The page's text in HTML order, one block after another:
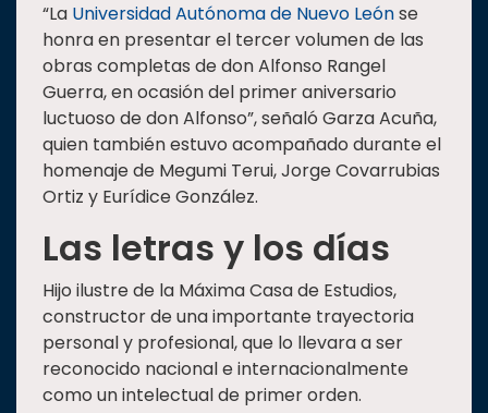
“La Universidad Autónoma de Nuevo Leónse
honra en presentar el tercer volumen de las
obras completas de don Alfonso Rangel
Guerra, en ocasión del primer aniversario
luctuoso de don Alfonso”, señaló Garza Acuña,
quien también estuvo acompañado durante el
homenaje de Megumi Terui, Jorge Covarrubias
Ortiz y Eurídice González.
Las letras y los días
Hijo ilustre de la Máxima Casa de Estudios,
constructor de una importante trayectoria
personal y profesional, que lo llevara a ser
reconocido nacional e internacionalmente
como un intelectual de primer orden.